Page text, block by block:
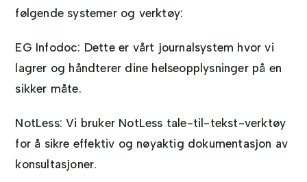
følgende systemer og verktøy:
EG Infodoc: Dette er vårt journalsystem hvor vi
lagrer og håndterer dine helseopplysninger på en
sikker måte.
NotLess: Vi bruker NotLess tale-til-tekst-verktøy
for å sikre effektiv og nøyaktig dokumentasjon av
konsultasjoner.